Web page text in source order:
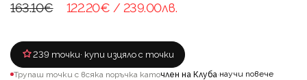
163.10€ 122.20€ / 239.00лв.
239 точки· купи изцяло с точки
Трупаш точки с всяка поръчка каточлен на Клуба·научи повече